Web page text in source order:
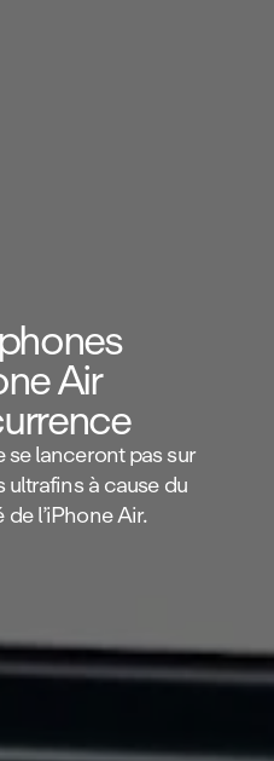
Air
se lanceront pas sur
à cause du
l’iPhone Air.